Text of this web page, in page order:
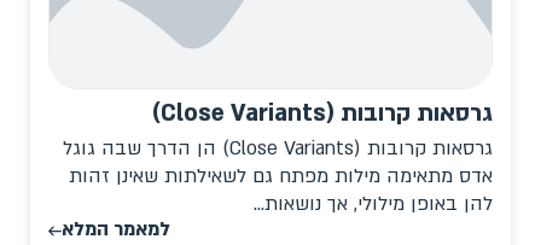
גרסאות קרובות (Close Variants)
גרסאות קרובות (Close Variants) הן הדרך שבה גוגל
אדס מתאימה מילות מפתח גם לשאילתות שאינן זהות
להן באופן מילולי, אך נושאות...
למאמר המלא